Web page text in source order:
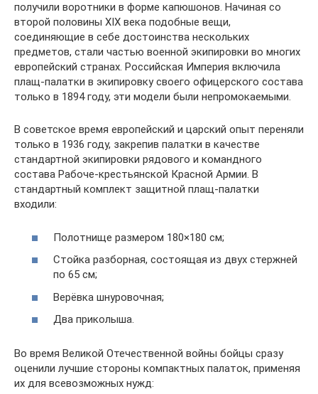
получили воротники в форме капюшонов. Начиная со
второй половины XIX века подобные вещи,
соединяющие в себе достоинства нескольких
предметов, стали частью военной экипировки во многих
европейский странах. Российская Империя включила
плащ-палатки в экипировку своего офицерского состава
только в 1894 году, эти модели были непромокаемыми.
В советское время европейский и царский опыт переняли
только в 1936 году, закрепив палатки в качестве
стандартной экипировки рядового и командного
состава Рабоче-крестьянской Красной Армии. В
стандартный комплект защитной плащ-палатки
входили:
Полотнище размером 180×180 см;
Стойка разборная, состоящая из двух стержней
по 65 см;
Верёвка шнуровочная;
Два приколыша.
Во время Великой Отечественной войны бойцы сразу
оценили лучшие стороны компактных палаток, применяя
их для всевозможных нужд: